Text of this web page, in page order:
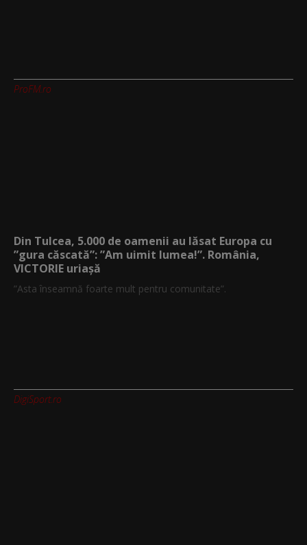
ProFM.ro
Din Tulcea, 5.000 de oamenii au lăsat Europa cu
”gura căscată”: ”Am uimit lumea!”. România,
VICTORIE uriașă
”Asta înseamnă foarte mult pentru comunitate”.
DigiSport.ro